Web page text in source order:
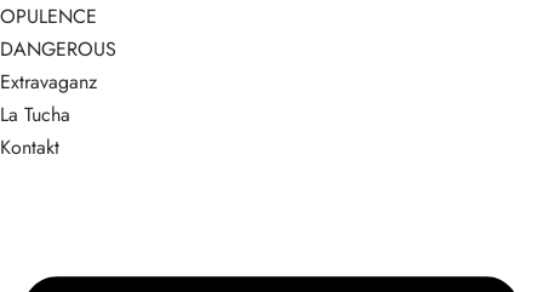
OPULENCE
DANGEROUS
Extravaganz
La Tucha
Kontakt